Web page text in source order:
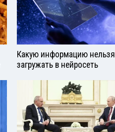
Какую информацию нельзя
загружать в нейросеть